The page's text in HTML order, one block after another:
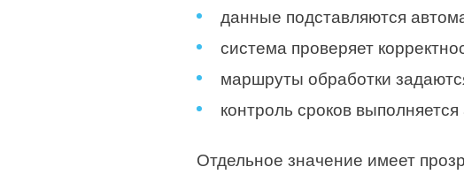
данные подставляются
система проверяет
маршруты обработки
контроль сроков
Отдельное значение имеет